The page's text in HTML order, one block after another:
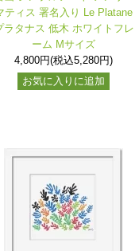
ティス 署名入り Le Platane
ラタナス 低木 ホワイトフレ
ーム Mサイズ
4,800円(税込5,280円)
お気に入りに追加